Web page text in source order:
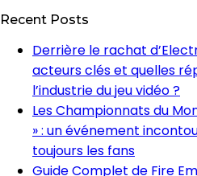
Recent Posts
Derrière le rachat
acteurs clés et quelles
l’industrie du jeu vidéo ?
Les Championnats du
» : un événement
toujours les fans
Guide Complet de Fire